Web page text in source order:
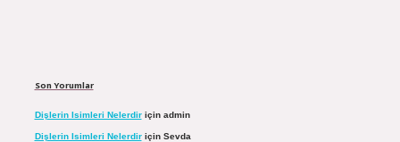
Son Yorumlar
Dişlerin Isimleri Nelerdiriçin admin
Dişlerin Isimleri Nelerdiriçin Sevda